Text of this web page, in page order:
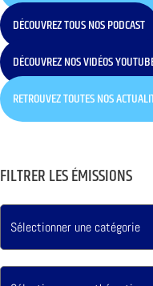
DÉCOUVREZ TOUS NOS PODCAST
DÉCOUVREZ NOS VIDÉOS
RETROUVEZ TOUTES NOS
FILTRER LES ÉMISSIONS